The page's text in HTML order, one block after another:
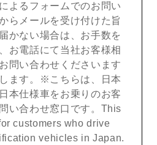
よるフォームでのお問い
らメールを受け付けた旨
かない場合は、お手数を
お電話にて当社お客様相
問い合わせくださいます
ます。※こちらは、日本
本仕様車をお乗りのお客
い合わせ窓口です。This
customers who drive
vehicles in Japan.